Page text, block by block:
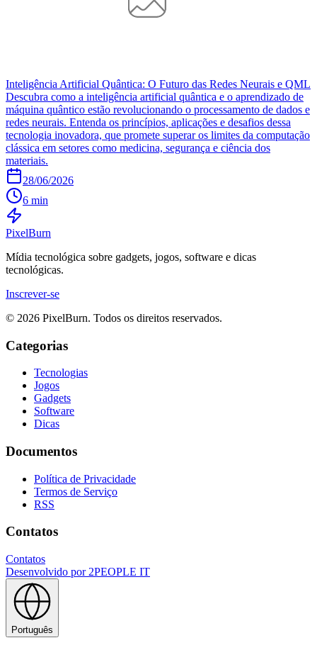
Inteligência Artificial Quântica: O Futuro das Redes Neurais e QML
Descubra como a inteligência artificial quântica e o aprendizado de
máquina quântico estão revolucionando o processamento de dados e
redes neurais. Entenda os princípios, aplicações e desafios dessa
tecnologia inovadora, que promete superar os limites da computação
clássica em setores como medicina, segurança e ciência dos
materiais.
28/06/2026
6 min
PixelBurn
Mídia tecnológica sobre gadgets, jogos, software e dicas
tecnológicas.
Inscrever-se
© 2026 PixelBurn. Todos os direitos reservados.
Categorias
Tecnologias
Jogos
Gadgets
Software
Dicas
Documentos
Política de Privacidade
Termos de Serviço
RSS
Contatos
Contatos
Desenvolvido por2PEOPLE IT
Português